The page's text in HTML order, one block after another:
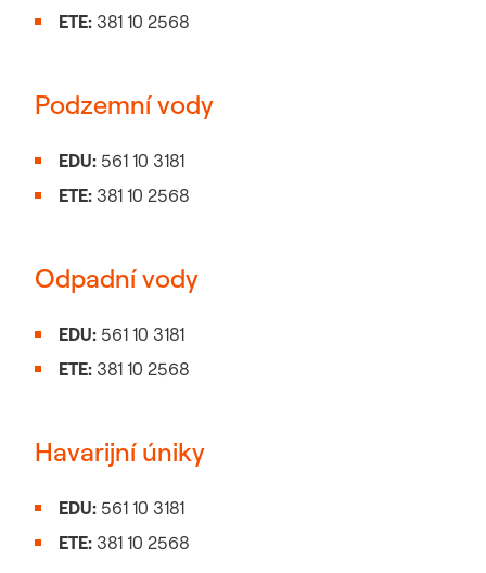
ETE: 381 10 2568
Podzemní vody
EDU: 561 10 3181
ETE: 381 10 2568
Odpadní vody
EDU: 561 10 3181
ETE: 381 10 2568
Havarijní úniky
EDU: 561 10 3181
ETE: 381 10 2568